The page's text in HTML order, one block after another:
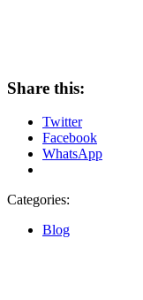
Share this:
Twitter
Facebook
WhatsApp
Categories:
Blog